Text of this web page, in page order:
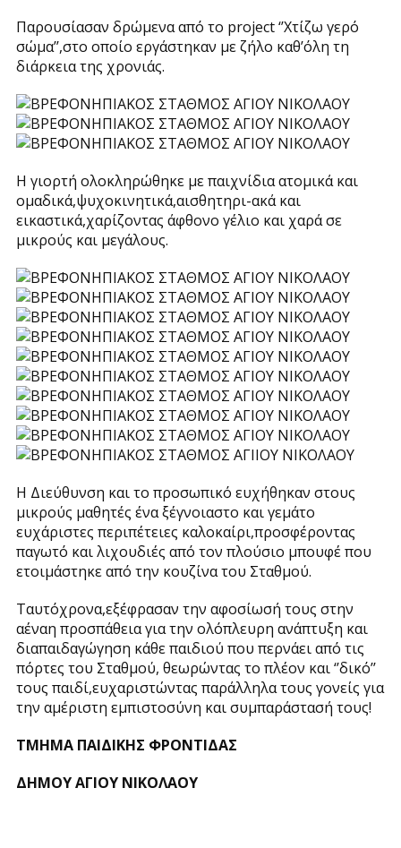
Παρουσίασαν δρώμενα από το project ‘’Χτίζω γερό
σώμα’’,στο οποίο εργάστηκαν με ζήλο καθ’όλη τη
διάρκεια της χρονιάς.
Η γιορτή ολοκληρώθηκε με παιχνίδια ατομικά και
ομαδικά,ψυχοκινητικά,αισθητηρι-ακά και
εικαστικά,χαρίζοντας άφθονο γέλιο και χαρά σε
μικρούς και μεγάλους.
Η Διεύθυνση και το προσωπικό ευχήθηκαν στους
μικρούς μαθητές ένα ξέγνοιαστο και γεμάτο
ευχάριστες περιπέτειες καλοκαίρι,προσφέροντας
παγωτό και λιχουδιές από τον πλούσιο μπουφέ που
ετοιμάστηκε από την κουζίνα του Σταθμού.
Ταυτόχρονα,εξέφρασαν την αφοσίωσή τους στην
αέναη προσπάθεια για την ολόπλευρη ανάπτυξη και
διαπαιδαγώγηση κάθε παιδιού που περνάει από τις
πόρτες του Σταθμού, θεωρώντας το πλέον και ‘’δικό’’
τους παιδί,ευχαριστώντας παράλληλα τους γονείς για
την αμέριστη εμπιστοσύνη και συμπαράστασή τους!
ΤΜΗΜΑ ΠΑΙΔΙΚΗΣ ΦΡΟΝΤΙΔΑΣ
ΔΗΜΟΥ ΑΓΙΟΥ ΝΙΚΟΛΑΟΥ